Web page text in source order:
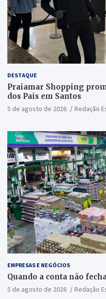
DESTAQUE
Praiamar Shopping
dos Pais em Santos
5 de agosto de 2026 Redação
EMPRESAS E NEGÓCIOS
Quando a conta não
5 de agosto de 2026 Redação